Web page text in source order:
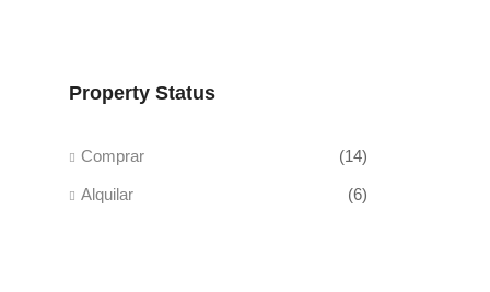
Property Status
Comprar (14)
Alquilar (6)